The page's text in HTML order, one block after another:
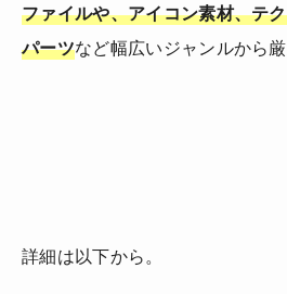
ファイルや、アイコン素材、テ
パーツなど幅広いジャンルから厳
詳細は以下から。